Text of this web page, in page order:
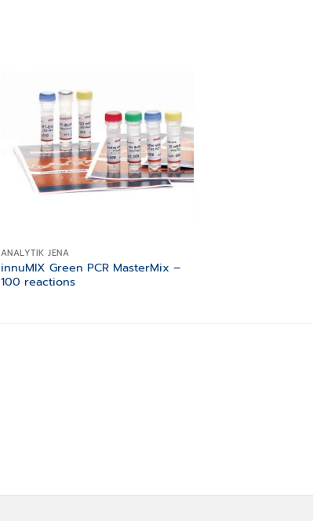
ANALYTIK JENA
innuMIX Green PCR MasterMix –
100 reactions